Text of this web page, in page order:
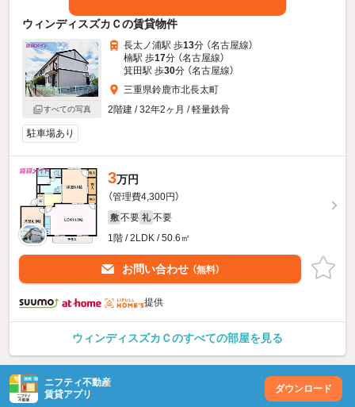
ウィンディスズカＣの賃貸物件
すべての写真
長太ノ浦駅 歩13分 （名古屋線）
楠駅 歩17分 （名古屋線）
箕田駅 歩30分 （名古屋線）
三重県鈴鹿市北長太町
2階建 / 32年2ヶ月 / 軽量鉄骨
駐車場あり
3万円
（管理費4,300円）
敷 不要 礼 不要
1階 / 2LDK / 50.6㎡
お問い合わせ （無料）
提供
ウィンディスズカＣのすべての部屋を見る
ニフティ不動産
賃貸アプリ
ダウンロード